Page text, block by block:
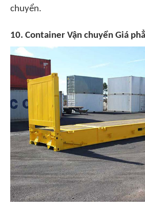
chuyển.
10. Container Vận chuyển Giá